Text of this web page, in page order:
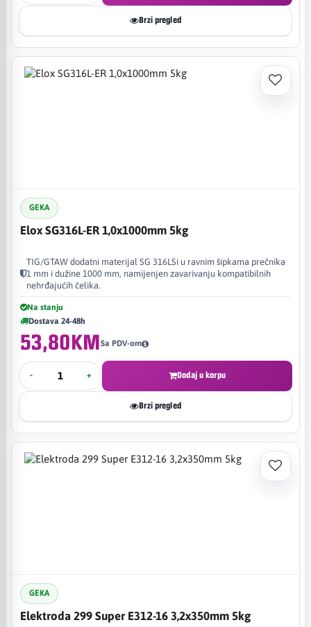
Brzi pregled
GEKA
Elox SG316L-ER 1,0x1000mm 5kg
TIG/GTAW dodatni materijal SG 316LSi u ravnim šipkama prečnika
1 mm i dužine 1000 mm, namijenjen zavarivanju kompatibilnih
nehrđajućih čelika.
Na stanju
Dostava 24-48h
53,80KMSa PDV-om
- + Dodaj u korpu
Brzi pregled
GEKA
Elektroda 299 Super E312-16 3,2x350mm 5kg